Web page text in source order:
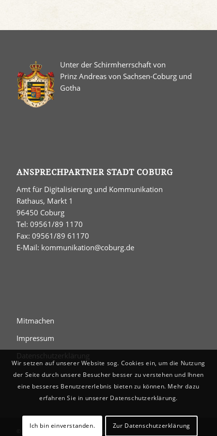
Unter der Schirmherrschaft von
Prinz Andreas von Sachsen-Coburg und
Gotha
ANSPRECHPARTNER STADT COBURG
Amt für Digitalisierung und Kommunikation
Rathaus, Markt 1
96450 Coburg
Tel: 09561/89 1170
Fax: 09561/89 61170
E-Mail: kommunikation@coburg.de
Mitmachen
Impressum
Datenschutzerklärung
© Digitales Stadtgedächtnis Coburg
Wir setzen auf unserer Website sog. Cookies ein, um die Nutzung
der Seite durch unsere Besucher besser zu verstehen und Ihnen
eine besseres Benutzererlebnis bieten zu können. Mehr dazu
erfahren Sie in unserer Datenschutzerklärung.
Ich bin einverstanden. Zur Datenschutzerklärung